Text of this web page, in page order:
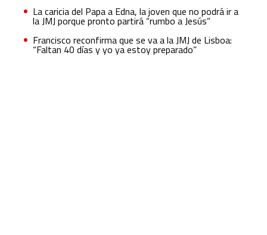
La caricia del Papa a Edna, la joven que no podrá ir a
la JMJ porque pronto partirá “rumbo a Jesús”
Francisco reconfirma que se va a la JMJ de Lisboa:
“Faltan 40 días y yo ya estoy preparado”